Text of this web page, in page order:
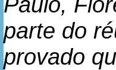
parte do
provado